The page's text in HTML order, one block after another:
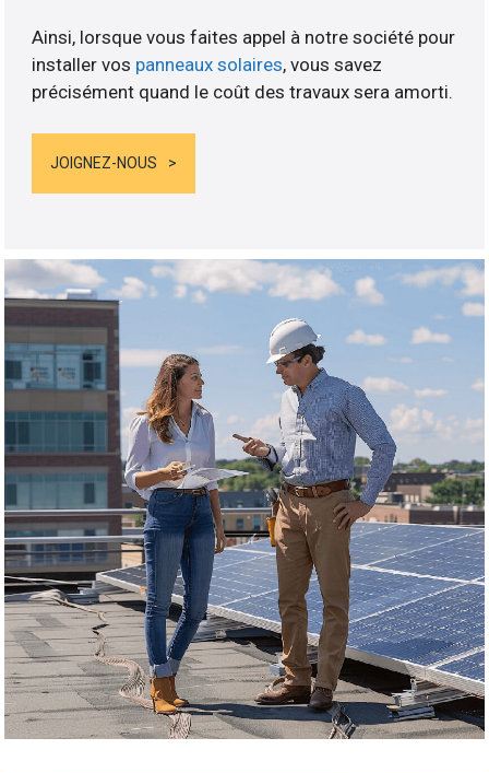
Ainsi, lorsque vous faites appel à notre société pour
installer vos panneaux solaires, vous savez
précisément quand le coût des travaux sera amorti.
JOIGNEZ-NOUS